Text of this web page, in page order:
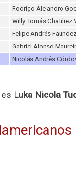
Rodrigo Alejandro
Willy Tomás Chatiliez
Felipe Andrés
Gabriel Alonso
Nicolás Andrés
Luka Nicola